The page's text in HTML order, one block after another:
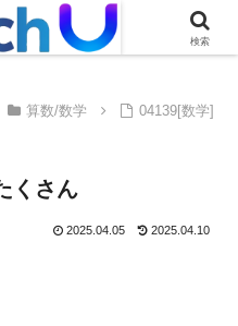
です！詳しくはこちらから
算数/数学
04139[数学]
くさん
2025.04.05 2025.04.10
検索